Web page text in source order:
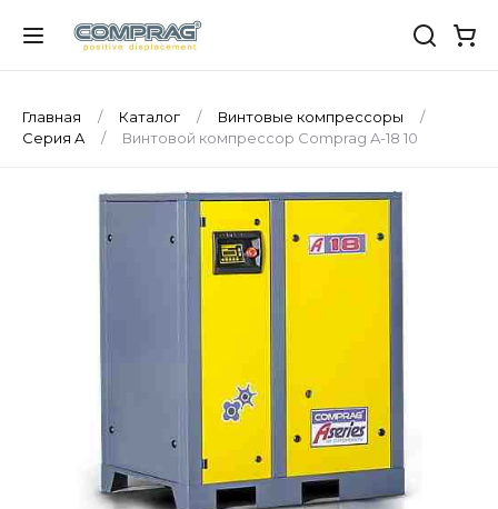
Главная Каталог
Винтовые компрессоры
Серия A
Винтовой компрессор Comprag A-18 10